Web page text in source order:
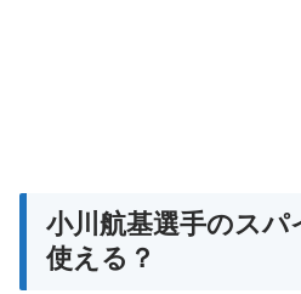
小川航基選手のスパ
使える？